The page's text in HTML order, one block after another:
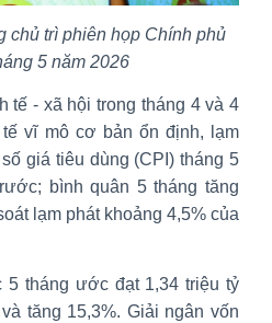
chủ trì phiên họp Chính phủ
5 năm 2026
tế - xã hội trong tháng 4 và 4
vĩ mô cơ bản ổn định, lạm
giá tiêu dùng (CPI) tháng 5
bình quân 5 tháng tăng
lạm phát khoảng 4,5% của
tháng ước đạt 1,34 triệu tỷ
tăng 15,3%. Giải ngân vốn